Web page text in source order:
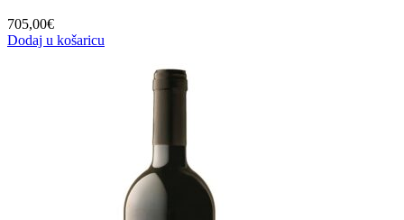
705,00€
Dodaj u košaricu